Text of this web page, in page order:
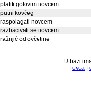
platiti gotovim novcem
putni kovčeg
raspolagati novcem
razbacivati se novcem
ražnjić od ovčetine
U bazi
ovca